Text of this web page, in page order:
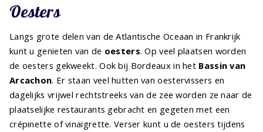
Oesters
Langs grote delen van de Atlantische Oceaan in Frankrijk
kunt u genieten van de oesters. Op veel plaatsen worden
de oesters gekweekt. Ook bij Bordeaux in het Bassin van
Arcachon. Er staan veel hutten van oestervissers en
dagelijks vrijwel rechtstreeks van de zee worden ze naar de
plaatselijke restaurants gebracht en gegeten met een
crépinette of vinaigrette. Verser kunt u de oesters tijdens